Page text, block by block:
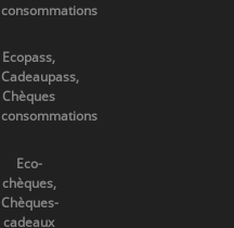
consommations
Ecopass,
Cadeaupass,
Chèques
consommations
Eco-
chèques,
Chèques-
cadeaux